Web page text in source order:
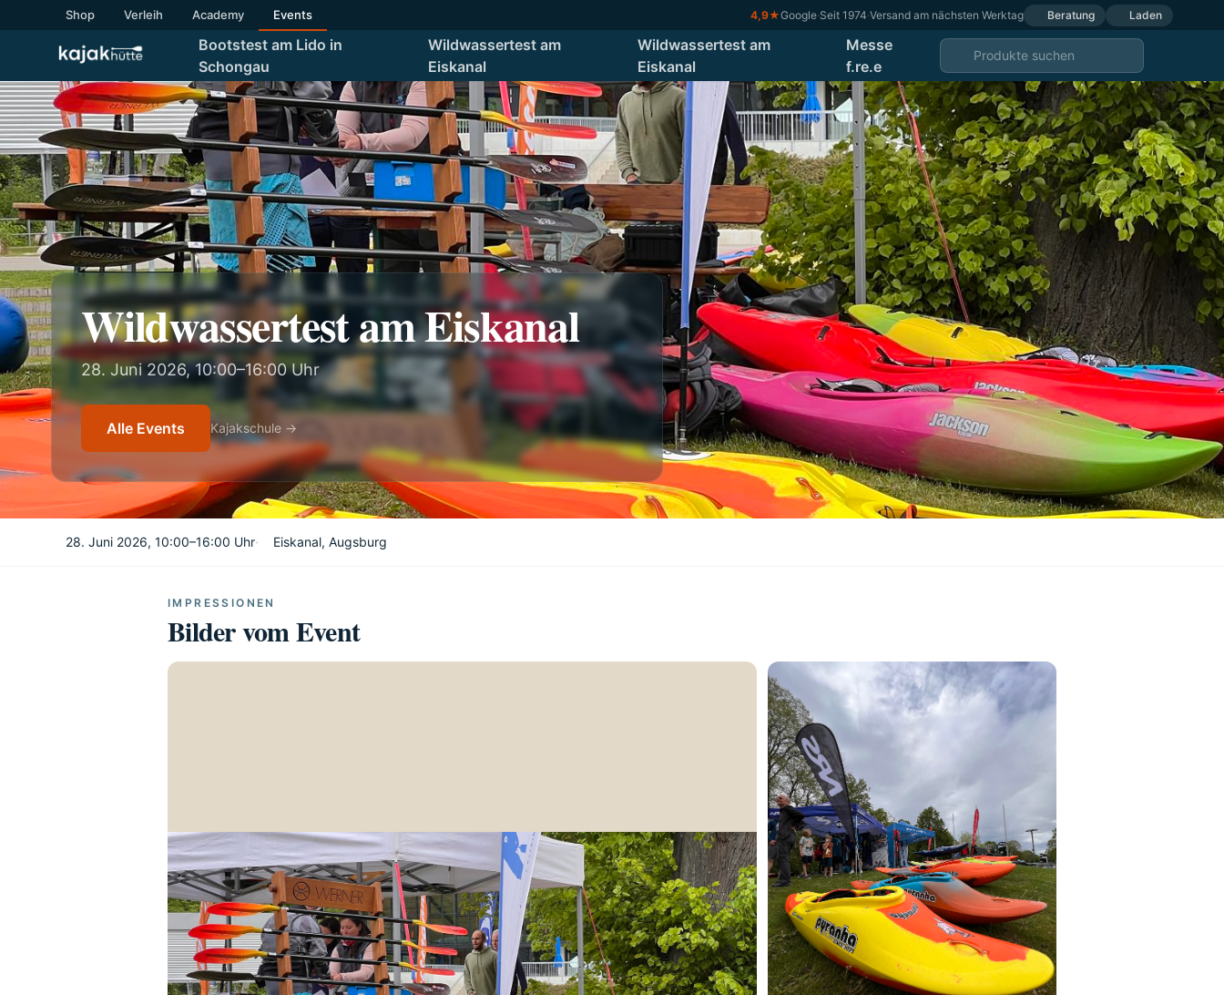
Shop Verleih Academy Events 4,9★Google·Seit 1974·Versand am nächsten Werktag Beratung Laden
Bootstest am Lido in
Schongau
Wildwassertest am
Eiskanal
Wildwassertest am
Eiskanal
Messe
f.re.e
Wildwassertest am Eiskanal
28. Juni 2026, 10:00–16:00 Uhr
Alle Events Kajakschule →
28. Juni 2026, 10:00–16:00 Uhr· Eiskanal, Augsburg
IMPRESSIONEN
Bilder vom Event